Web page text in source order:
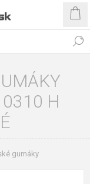
0310 H
gumáky